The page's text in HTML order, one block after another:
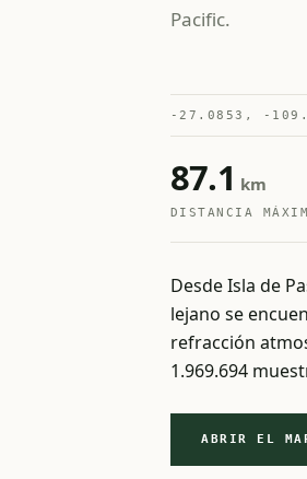
Pacific.
-27.0853, -
87.1 km
DISTANCIA
Desde Isla de
lejano se
refracción
1.969.694
ABRIR EL